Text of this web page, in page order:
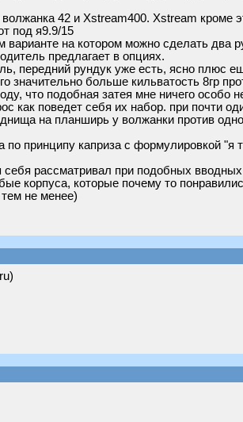
42 и Xstream400. Xstream кроме
под я9.9/15
варианте на котором можно сделать два
предлагает в опциях.
передний рундук уже есть, ясно плюс
значительно больше кильватость 8гр
что подобная затея мне ничего особо
как поведет себя их набор. при почти
на планширь у волжанки против
по принципу каприза с формулировкой
рассматривал при подобных
корпуса, которые почему то
не менее)